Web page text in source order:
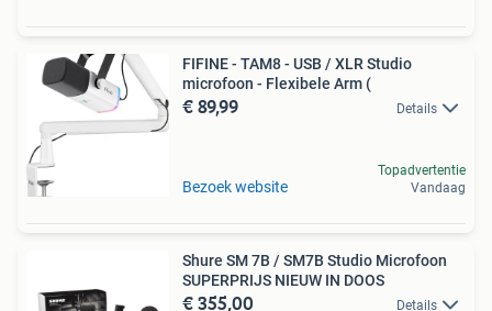
FIFINE - TAM8 - USB / XLR Studio
microfoon - Flexibele Arm (
€ 89,99 Details
Bezoek website
Topadvertentie
Vandaag
Shure SM 7B / SM7B Studio Microfoon
SUPERPRIJS NIEUW IN DOOS
€ 355,00 Details